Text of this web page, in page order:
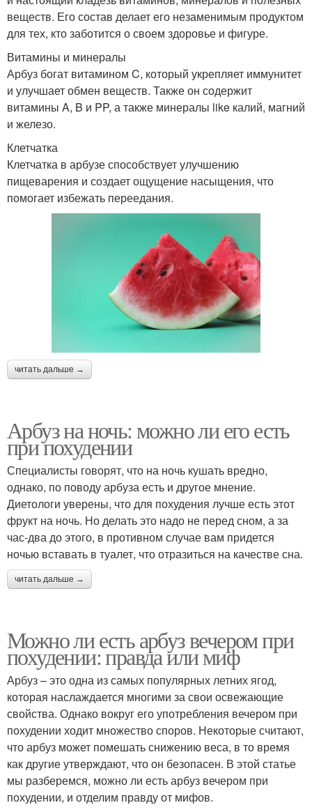
веществ. Его состав делает его незаменимым продуктом
для тех, кто заботится о своем здоровье и фигуре.
Витамины и минералы
Арбуз богат витамином C, который укрепляет иммунитет
и улучшает обмен веществ. Также он содержит
витамины A, B и PP, а также минералы like калий, магний
и железо.
Клетчатка
Клетчатка в арбузе способствует улучшению
пищеварения и создает ощущение насыщения, что
помогает избежать переедания.
читать дальше →
Арбуз на ночь: можно ли его есть
при похудении
Специалисты говорят, что на ночь кушать вредно,
однако, по поводу арбуза есть и другое мнение.
Диетологи уверены, что для похудения лучше есть этот
фрукт на ночь. Но делать это надо не перед сном, а за
час-два до этого, в противном случае вам придется
ночью вставать в туалет, что отразиться на качестве сна.
читать дальше →
Можно ли есть арбуз вечером при
похудении: правда или миф
Арбуз – это одна из самых популярных летних ягод,
которая наслаждается многими за свои освежающие
свойства. Однако вокруг его употребления вечером при
похудении ходит множество споров. Некоторые считают,
что арбуз может помешать снижению веса, в то время
как другие утверждают, что он безопасен. В этой статье
мы разберемся, можно ли есть арбуз вечером при
похудении, и отделим правду от мифов.